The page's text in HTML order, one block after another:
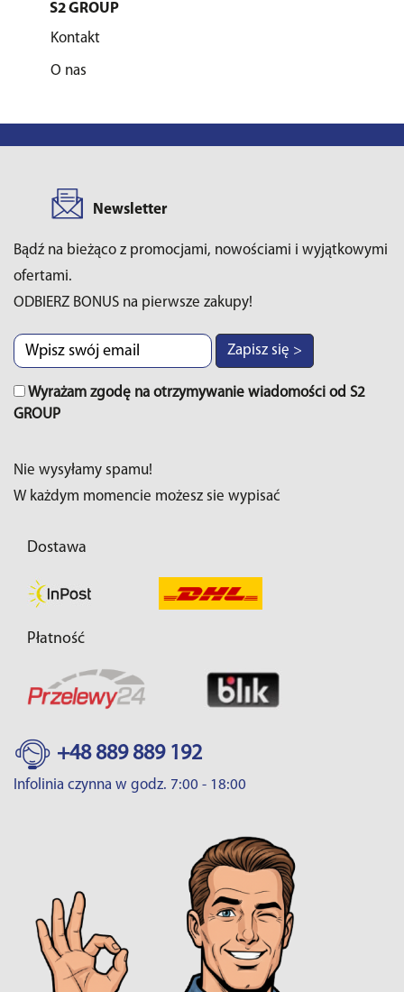
S2 GROUP
Kontakt
O nas
Newsletter
Bądź na bieżąco z promocjami, nowościami i wyjątkowymi
ofertami.
ODBIERZ BONUS na pierwsze zakupy!
Zapisz się >
Wyrażam zgodę na otrzymywanie wiadomości od S2
GROUP
Nie wysyłamy spamu!
W każdym momencie możesz sie wypisać
Dostawa
Płatność
+48 889 889 192
Infolinia czynna w godz. 7:00 - 18:00